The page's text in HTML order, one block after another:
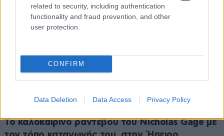
related to security, including authentication
functionality and fraud prevention, and other
user protection.
CONFIRM
Data Deletion Data Access Privacy Policy
Το καλοκαιρινό ραντεβού του Nicholas Gage με